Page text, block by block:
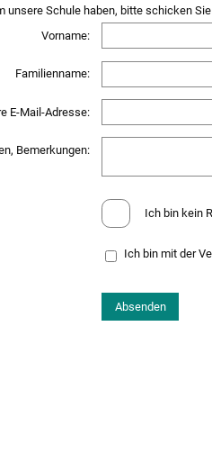
unsere Schule haben, bitte schicken
Vorname:
Familienname:
E-Mail-Adresse:
Bemerkungen:
Ich bin kein
Ich bin mit der